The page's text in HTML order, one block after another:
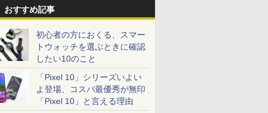
おすすめ記事
初心者の方におくる、スマー
トウォッチを選ぶときに確認
したい10のこと
「Pixel 10」シリーズいよい
よ登場、コスパ最優秀が無印
「Pixel 10」と言える理由